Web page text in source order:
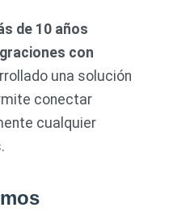
de 10 años
con
una solución
conectar
cualquier